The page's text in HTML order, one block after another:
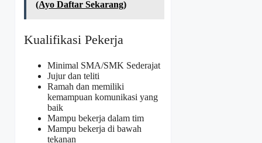
(Ayo Daftar Sekarang)
Kualifikasi Pekerja
Minimal SMA/SMK Sederajat
Jujur dan teliti
Ramah dan memiliki
kemampuan komunikasi yang
baik
Mampu bekerja dalam tim
Mampu bekerja di bawah
tekanan